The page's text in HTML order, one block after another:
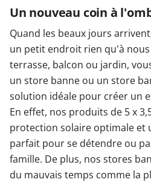
Un nouveau coin à
Quand les beaux jours
un petit endroit rien qu'à
terrasse, balcon ou jardin,
un store banne ou un store
solution idéale pour créer un
En effet, nos produits de 5 x
protection solaire optimale et
parfait pour se détendre ou
famille. De plus, nos stores
du mauvais temps comme la